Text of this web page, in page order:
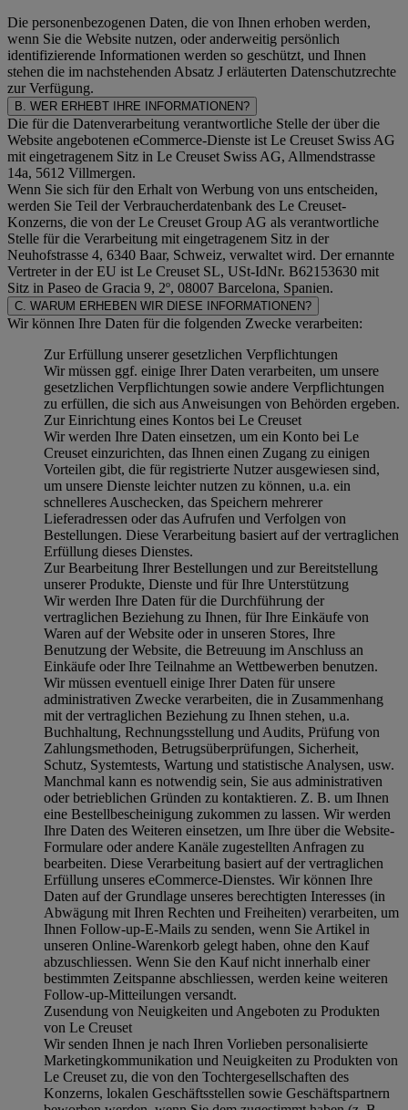
Die personenbezogenen Daten, die von Ihnen erhoben werden,
wenn Sie die Website nutzen, oder anderweitig persönlich
identifizierende Informationen werden so geschützt, und Ihnen
stehen die im nachstehenden Absatz J erläuterten Datenschutzrechte
zur Verfügung.
B. WER ERHEBT IHRE INFORMATIONEN?
Die für die Datenverarbeitung verantwortliche Stelle der über die
Website angebotenen eCommerce-Dienste ist Le Creuset Swiss AG
mit eingetragenem Sitz in Le Creuset Swiss AG, Allmendstrasse
14a, 5612 Villmergen.
Wenn Sie sich für den Erhalt von Werbung von uns entscheiden,
werden Sie Teil der Verbraucherdatenbank des Le Creuset-
Konzerns, die von der Le Creuset Group AG als verantwortliche
Stelle für die Verarbeitung mit eingetragenem Sitz in der
Neuhofstrasse 4, 6340 Baar, Schweiz, verwaltet wird. Der ernannte
Vertreter in der EU ist Le Creuset SL, USt-IdNr. B62153630 mit
Sitz in Paseo de Gracia 9, 2º, 08007 Barcelona, Spanien.
C. WARUM ERHEBEN WIR DIESE INFORMATIONEN?
Wir können Ihre Daten für die folgenden Zwecke verarbeiten:
Zur Erfüllung unserer gesetzlichen Verpflichtungen
Wir müssen ggf. einige Ihrer Daten verarbeiten, um unsere
gesetzlichen Verpflichtungen sowie andere Verpflichtungen
zu erfüllen, die sich aus Anweisungen von Behörden ergeben.
Zur Einrichtung eines Kontos bei Le Creuset
Wir werden Ihre Daten einsetzen, um ein Konto bei Le
Creuset einzurichten, das Ihnen einen Zugang zu einigen
Vorteilen gibt, die für registrierte Nutzer ausgewiesen sind,
um unsere Dienste leichter nutzen zu können, u.a. ein
schnelleres Auschecken, das Speichern mehrerer
Lieferadressen oder das Aufrufen und Verfolgen von
Bestellungen. Diese Verarbeitung basiert auf der vertraglichen
Erfüllung dieses Dienstes.
Zur Bearbeitung Ihrer Bestellungen und zur Bereitstellung
unserer Produkte, Dienste und für Ihre Unterstützung
Wir werden Ihre Daten für die Durchführung der
vertraglichen Beziehung zu Ihnen, für Ihre Einkäufe von
Waren auf der Website oder in unseren Stores, Ihre
Benutzung der Website, die Betreuung im Anschluss an
Einkäufe oder Ihre Teilnahme an Wettbewerben benutzen.
Wir müssen eventuell einige Ihrer Daten für unsere
administrativen Zwecke verarbeiten, die in Zusammenhang
mit der vertraglichen Beziehung zu Ihnen stehen, u.a.
Buchhaltung, Rechnungsstellung und Audits, Prüfung von
Zahlungsmethoden, Betrugsüberprüfungen, Sicherheit,
Schutz, Systemtests, Wartung und statistische Analysen, usw.
Manchmal kann es notwendig sein, Sie aus administrativen
oder betrieblichen Gründen zu kontaktieren. Z. B. um Ihnen
eine Bestellbescheinigung zukommen zu lassen. Wir werden
Ihre Daten des Weiteren einsetzen, um Ihre über die Website-
Formulare oder andere Kanäle zugestellten Anfragen zu
bearbeiten. Diese Verarbeitung basiert auf der vertraglichen
Erfüllung unseres eCommerce-Dienstes. Wir können Ihre
Daten auf der Grundlage unseres berechtigten Interesses (in
Abwägung mit Ihren Rechten und Freiheiten) verarbeiten, um
Ihnen Follow-up-E-Mails zu senden, wenn Sie Artikel in
unseren Online-Warenkorb gelegt haben, ohne den Kauf
abzuschliessen. Wenn Sie den Kauf nicht innerhalb einer
bestimmten Zeitspanne abschliessen, werden keine weiteren
Follow-up-Mitteilungen versandt.
Zusendung von Neuigkeiten und Angeboten zu Produkten
von Le Creuset
Wir senden Ihnen je nach Ihren Vorlieben personalisierte
Marketingkommunikation und Neuigkeiten zu Produkten von
Le Creuset zu, die von den Tochtergesellschaften des
Konzerns, lokalen Geschäftsstellen sowie Geschäftspartnern